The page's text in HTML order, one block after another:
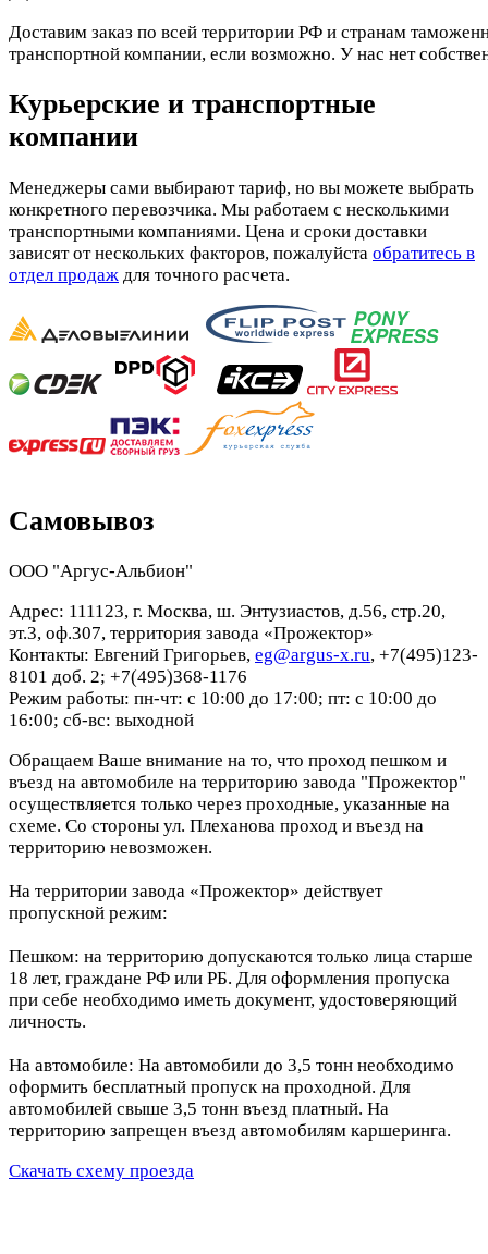
Доставим заказ по всей территории РФ и странам
транспортной компании, если возможно. У нас нет
Курьерские и транспортные
компании
Менеджеры сами выбирают тариф, но вы можете выбрать
конкретного перевозчика. Мы работаем с несколькими
транспортными компаниями. Цена и сроки доставки
зависят от нескольких факторов, пожалуйста обратитесь в
отдел продаж для точного расчета.
Самовывоз
ООО "Аргус-Альбион"
Адрес: 111123, г. Москва, ш. Энтузиастов, д.56, стр.20,
эт.3, оф.307, территория завода «Прожектор»
Контакты: Евгений Григорьев, eg@argus-x.ru, +7(495)123-
8101 доб. 2; +7(495)368-1176
Режим работы: пн-чт: с 10:00 до 17:00; пт: с 10:00 до
16:00; сб-вс: выходной
Обращаем Ваше внимание на то, что проход пешком и
въезд на автомобиле на территорию завода "Прожектор"
осуществляется только через проходные, указанные на
схеме. Со стороны ул. Плеханова проход и въезд на
территорию невозможен.
На территории завода «Прожектор» действует
пропускной режим:
Пешком: на территорию допускаются только лица старше
18 лет, граждане РФ или РБ. Для оформления пропуска
при себе необходимо иметь документ, удостоверяющий
личность.
На автомобиле: На автомобили до 3,5 тонн необходимо
оформить бесплатный пропуск на проходной. Для
автомобилей свыше 3,5 тонн въезд платный. На
территорию запрещен въезд автомобилям каршеринга.
Скачать схему проезда